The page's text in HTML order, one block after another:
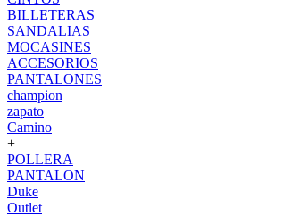
BILLETERAS
SANDALIAS
MOCASINES
ACCESORIOS
PANTALONES
champion
zapato
Camino
+
POLLERA
PANTALON
Duke
Outlet